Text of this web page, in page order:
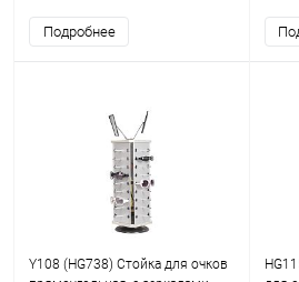
Подробнее
Y108 (HG738) Стойка для очков